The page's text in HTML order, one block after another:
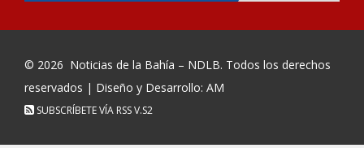
© 2026 Noticias de la Bahía – NDLB. Todos los derechos
reservados | Diseño y Desarrollo: AM
SUBSCRÍBETE VÍA RSSV.S2